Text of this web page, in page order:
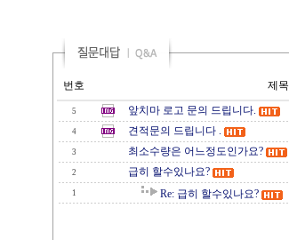
번호 제목
5 앞치마 로고 문의 드립니다.
4 견적문의 드립니다 .
3 최소수량은 어느정도인가요?
2 급히 할수있나요?
1 Re: 급히 할수있나요?